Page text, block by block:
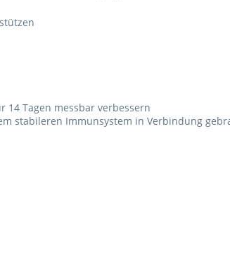
Tagen messbar verbessern
stabileren Immunsystem in Verbindung